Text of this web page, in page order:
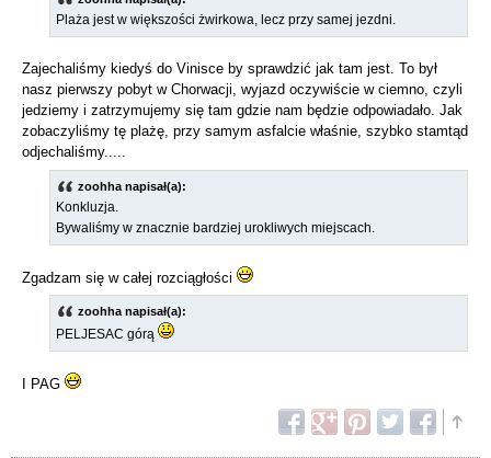
Plaża jest w większości żwirkowa, lecz przy samej jezdni.
Zajechaliśmy kiedyś do Vinisce by sprawdzić jak tam jest. To był
nasz pierwszy pobyt w Chorwacji, wyjazd oczywiście w ciemno, czyli
jedziemy i zatrzymujemy się tam gdzie nam będzie odpowiadało. Jak
zobaczyliśmy tę plażę, przy samym asfalcie właśnie, szybko stamtąd
odjechaliśmy.....
zoohha napisał(a):
Konkluzja.
Bywaliśmy w znacznie bardziej urokliwych miejscach.
Zgadzam się w całej rozciągłości
zoohha napisał(a):
PELJESAC górą
I PAG